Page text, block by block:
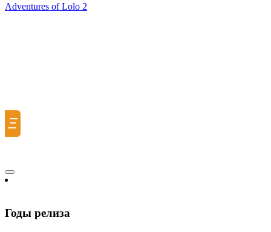
Adventures of Lolo 2
Ξ
Годы релиза